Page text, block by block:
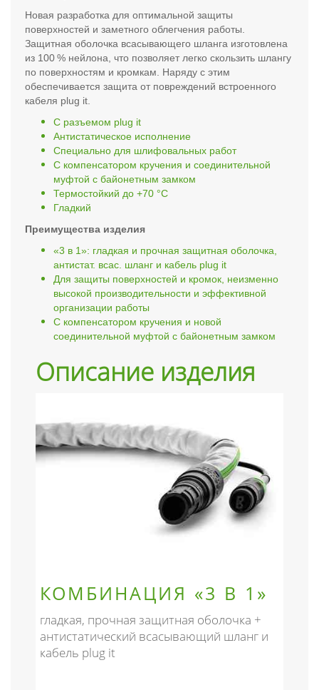
Новая разработка для оптимальной защиты
поверхностей и заметного облегчения работы.
Защитная оболочка всасывающего шланга изготовлена
из 100 % нейлона, что позволяет легко скользить шлангу
по поверхностям и кромкам. Наряду с этим
обеспечивается защита от повреждений встроенного
кабеля plug it.
С разъемом plug it
Антистатическое исполнение
Специально для шлифовальных работ
С компенсатором кручения и соединительной
муфтой с байонетным замком
Термостойкий до +70 °C
Гладкий
Преимущества изделия
«3 в 1»: гладкая и прочная защитная оболочка,
антистат. всас. шланг и кабель plug it
Для защиты поверхностей и кромок, неизменно
высокой производительности и эффективной
организации работы
С компенсатором кручения и новой
соединительной муфтой с байонетным замком
Описание изделия
КОМБИНАЦИЯ «3 В 1»
гладкая, прочная защитная оболочка +
антистатический всасывающий шланг и
кабель plug it